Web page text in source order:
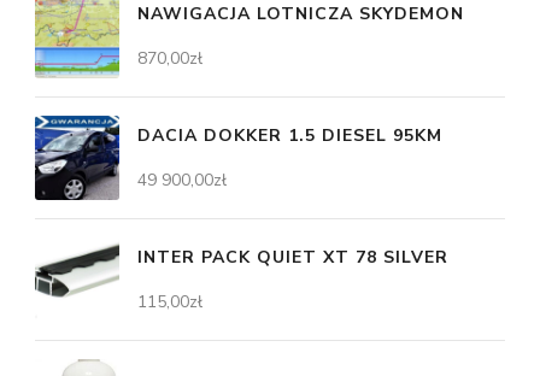
NAWIGACJA LOTNICZA SKYDEMON
870,00zł
DACIA DOKKER 1.5 DIESEL 95KM
49 900,00zł
INTER PACK QUIET XT 78 SILVER
115,00zł